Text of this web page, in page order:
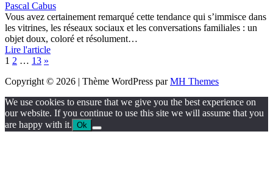
Pascal Cabus
Vous avez certainement remarqué cette tendance qui s’immisce dans
les vitrines, les réseaux sociaux et les conversations familiales : un
objet doux, coloré et résolument…
Lire l'article
Page:
1 2 … 13 Next
»
Copyright © 2026 | Thème WordPress parMH Themes
We use cookies to ensure that we give you the best experience on
our website. If you continue to use this site we will assume that you
are happy with it. Ok